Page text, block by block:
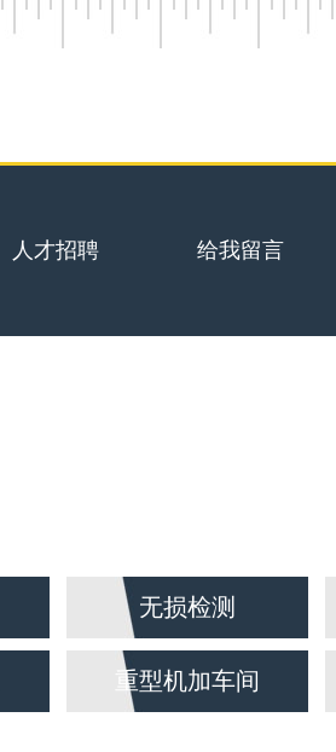
人才招聘 给我留言
无损检测
重型机加车间